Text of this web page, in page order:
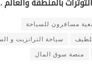
مسافرون للسياحة
سياحة الترانزيت و
منصة سوق المال